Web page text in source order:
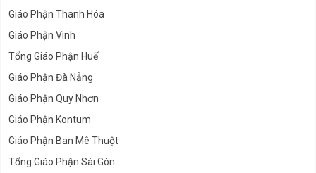
Giáo Phận Thanh Hóa
Giáo Phận Vinh
Tổng Giáo Phận Huế
Giáo Phận Đà Nẵng
Giáo Phận Quy Nhơn
Giáo Phận Kontum
Giáo Phận Ban Mê Thuột
Tổng Giáo Phận Sài Gòn